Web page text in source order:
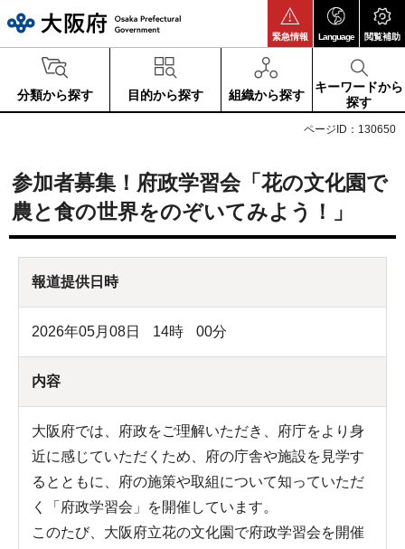
緊急情報 Language 閲覧補助
分類から探す 目的から探す 組織から探す
キーワードから
探す
ページID：130650
参加者募集！府政学習会「花の文化園で
農と食の世界をのぞいてみよう！」
報道提供日時
2026年05月08日 14時 00分
内容
大阪府では、府政をご理解いただき、府庁をより身
近に感じていただくため、府の庁舎や施設を見学す
るとともに、府の施策や取組について知っていただ
く「府政学習会」を開催しています。
このたび、大阪府立花の文化園で府政学習会を開催